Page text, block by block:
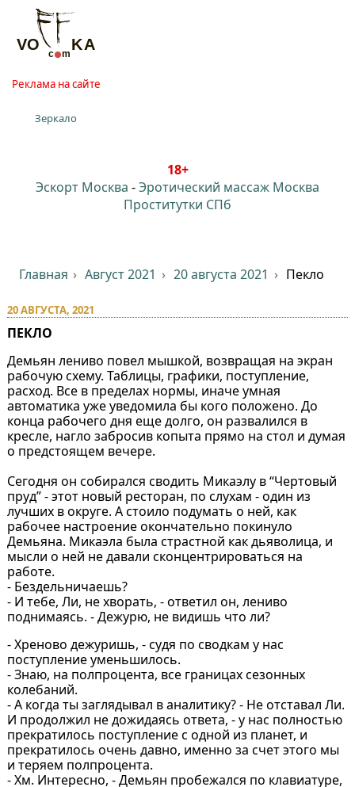
Реклама на сайте
Зеркало
18+
Эскорт Москва -Эротический массаж Москва
Проститутки СПб
Главная Август 2021 20 августа 2021 Пекло
20 АВГУСТА, 2021
ПЕКЛО
Демьян лениво повел мышкой, возвращая на экран
рабочую схему. Таблицы, графики, поступление,
расход. Все в пределах нормы, иначе умная
автоматика уже уведомила бы кого положено. До
конца рабочего дня еще долго, он развалился в
кресле, нагло забросив копыта прямо на стол и думая
о предстоящем вечере.
Сегодня он собирался сводить Микаэлу в “Чертовый
пруд” - этот новый ресторан, по слухам - один из
лучших в округе. А стоило подумать о ней, как
рабочее настроение окончательно покинуло
Демьяна. Микаэла была страстной как дьяволица, и
мысли о ней не давали сконцентрироваться на
работе.
- Бездельничаешь?
- И тебе, Ли, не хворать, - ответил он, лениво
поднимаясь. - Дежурю, не видишь что ли?
- Хреново дежуришь, - судя по сводкам у нас
поступление уменьшилось.
- Знаю, на полпроцента, все границах сезонных
колебаний.
- А когда ты заглядывал в аналитику? - Не отставал Ли.
И продолжил не дожидаясь ответа, - у нас полностью
прекратилось поступление с одной из планет, и
прекратилось очень давно, именно за счет этого мы
и теряем полпроцента.
- Хм. Интересно, - Демьян пробежался по клавиатуре,